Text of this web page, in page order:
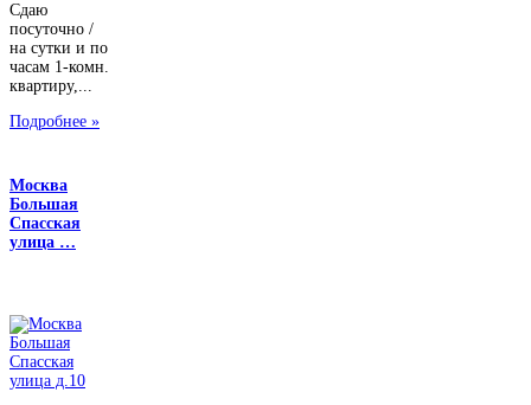
Сдаю
посуточно /
на сутки и по
часам 1-комн.
квартиру,...
Подробнее »
Москва
Большая
Спасская
улица …